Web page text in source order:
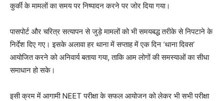
कुर्की के मामलों का समय पर निष्पादन करने पर जोर दिया गया।
पासपोर्ट और चरित्र सत्यापन से जुड़े मामलों को भी समयबद्ध तरीके से निपटाने के
निर्देश दिए गए। इसके अलावा हर थाना में सप्ताह में एक दिन ‘थाना दिवस’
आयोजित करने को अनिवार्य बताया गया, ताकि आम लोगों की समस्याओं का सीधा
समाधान हो सके।
इसी क्रम में आगामी NEET परीक्षा के सफल आयोजन को लेकर भी सभी परीक्षा